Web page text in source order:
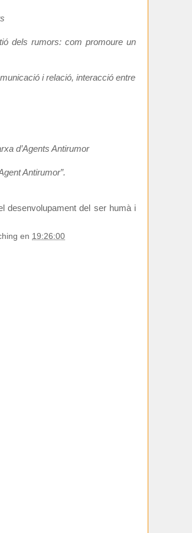
dels rumors: com promoure un
i relació, interacció entre
d’Agents Antirumor
Antirumor”.
desenvolupament del ser humà i
en 19:26:00